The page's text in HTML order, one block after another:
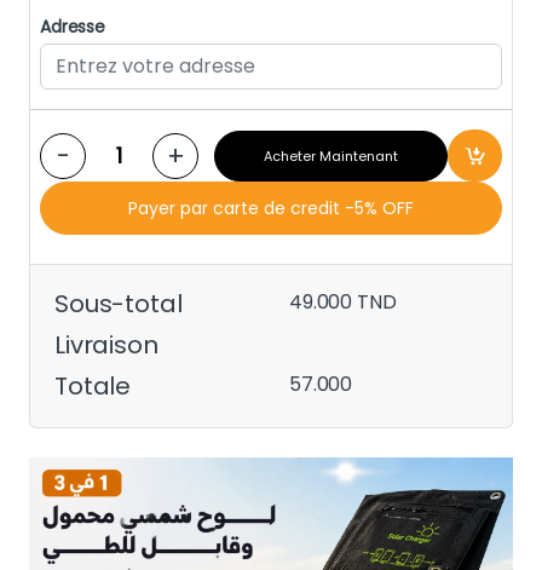
Adresse
- + Acheter Maintenant
Payer par carte de credit -5% OFF
Sous-total 49.000 TND
Livraison
Totale
57.000